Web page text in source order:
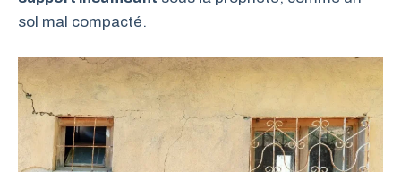
sol mal compacté.